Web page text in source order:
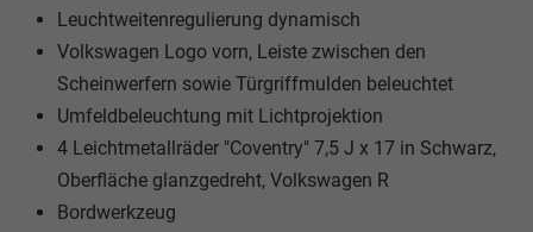
Leuchtweitenregulierung dynamisch
Volkswagen Logo vorn, Leiste zwischen den
Scheinwerfern sowie Türgriffmulden beleuchtet
Umfeldbeleuchtung mit Lichtprojektion
4 Leichtmetallräder "Coventry" 7,5 J x 17 in Schwarz,
Oberfläche glanzgedreht, Volkswagen R
Bordwerkzeug